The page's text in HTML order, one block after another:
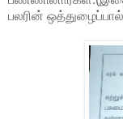
பலரின்